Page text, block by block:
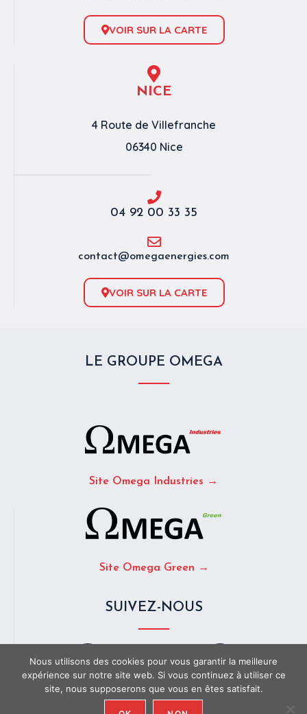
VOIR SUR LA CARTE
NICE
4 Route de Villefranche
06340 Nice
04 92 00 33 35
contact@omegaenergies.com
VOIR SUR LA CARTE
LE GROUPE OMEGA
Site Omega Industries →
Site Omega Green →
SUIVEZ-NOUS
LinkedIn
Nous utilisons des cookies pour vous garantir la meilleure
expérience sur notre site web. Si vous continuez à utiliser ce
site, nous supposerons que vous en êtes satisfait.